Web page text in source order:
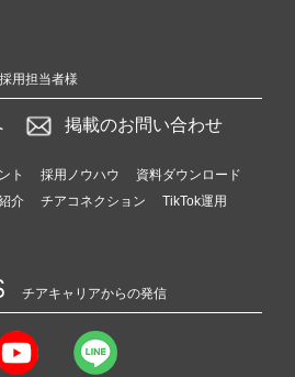
用担当者様
掲載のお問い合わせ
ト 採用ノウハウ
資料ダウンロード
介 チアコネクション
TikTok運用
チアキャリアからの発信